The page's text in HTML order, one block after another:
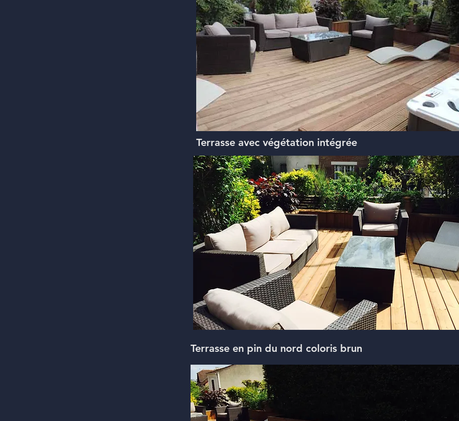
Terrasse avec végétation intégrée
Terrasse en pin du nord coloris brun